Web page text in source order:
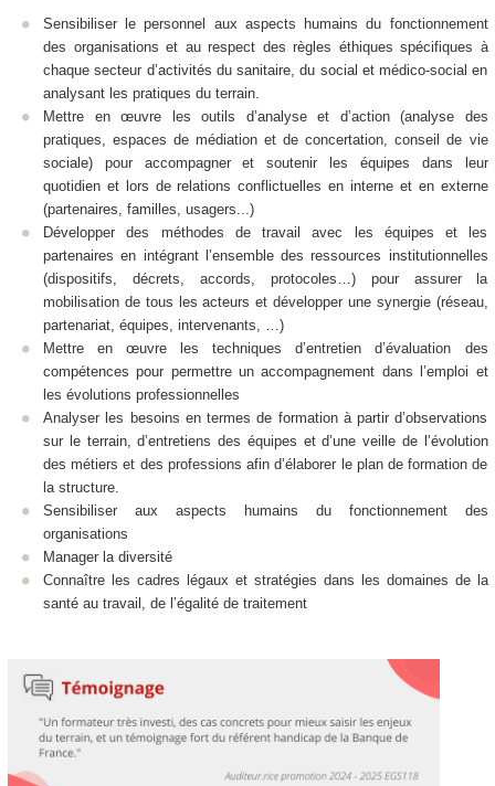
Sensibiliser le personnel aux aspects humains du fonctionnement
des organisations et au respect des règles éthiques spécifiques à
chaque secteur d’activités du sanitaire, du social et médico-social en
analysant les pratiques du terrain.
Mettre en œuvre les outils d’analyse et d’action (analyse des
pratiques, espaces de médiation et de concertation, conseil de vie
sociale) pour accompagner et soutenir les équipes dans leur
quotidien et lors de relations conflictuelles en interne et en externe
(partenaires, familles, usagers...)
Développer des méthodes de travail avec les équipes et les
partenaires en intégrant l’ensemble des ressources institutionnelles
(dispositifs, décrets, accords, protocoles…) pour assurer la
mobilisation de tous les acteurs et développer une synergie (réseau,
partenariat, équipes, intervenants, …)
Mettre en œuvre les techniques d’entretien d’évaluation des
compétences pour permettre un accompagnement dans l’emploi et
les évolutions professionnelles
Analyser les besoins en termes de formation à partir d’observations
sur le terrain, d’entretiens des équipes et d’une veille de l’évolution
des métiers et des professions afin d’élaborer le plan de formation de
la structure.
Sensibiliser aux aspects humains du fonctionnement des
organisations
Manager la diversité
Connaître les cadres légaux et stratégies dans les domaines de la
santé au travail, de l’égalité de traitement